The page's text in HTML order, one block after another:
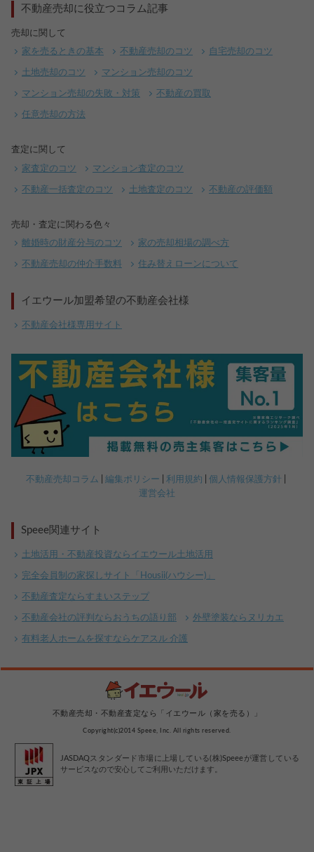
不動産売却に役立つコラム記事
売却に関して
家を売るときの基本 不動産売却のコツ 自宅売却のコツ
土地売却のコツ マンション売却のコツ
マンション売却の失敗・対策 不動産の買取
任意売却の方法
査定に関して
家査定のコツ マンション査定のコツ
不動産一括査定のコツ 土地査定のコツ 不動産の評価額
売却・査定に関わる色々
離婚時の財産分与のコツ 家の売却相場の調べ方
不動産売却の仲介手数料 住み替えローンについて
イエウール加盟希望の不動産会社様
不動産会社様専用サイト
不動産売却コラム 編集ポリシー 利用規約
個人情報保護方針
運営会社
Speee関連サイト
土地活用・不動産投資ならイエウール土地活用
完全会員制の家探しサイト「Housii(ハウシー)」
不動産査定ならすまいステップ
不動産会社の評判ならおうちの語り部 外壁塗装ならヌリカエ
有料老人ホームを探すならケアスル 介護
不動産売却・不動産査定なら「イエウール（家を売る）」
Copyright(c)2014 Speee, Inc. All rights reserved.
JASDAQスタンダード市場に上場している(株)Speeeが運営している
サービスなので安心してご利用いただけます。